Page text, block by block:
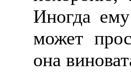
Иногда
может
она